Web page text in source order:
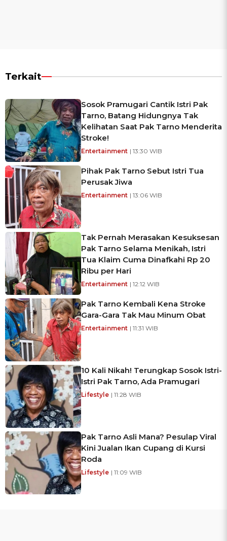
Terkait
Sosok Pramugari Cantik Istri Pak
Tarno, Batang Hidungnya Tak
Kelihatan Saat Pak Tarno Menderita
Stroke!
Entertainment | 13:30 WIB
Pihak Pak Tarno Sebut Istri Tua
Perusak Jiwa
Entertainment | 13:06 WIB
Tak Pernah Merasakan Kesuksesan
Pak Tarno Selama Menikah, Istri
Tua Klaim Cuma Dinafkahi Rp 20
Ribu per Hari
Entertainment | 12:12 WIB
Pak Tarno Kembali Kena Stroke
Gara-Gara Tak Mau Minum Obat
Entertainment | 11:31 WIB
10 Kali Nikah! Terungkap Sosok Istri-
Istri Pak Tarno, Ada Pramugari
Lifestyle | 11:28 WIB
Pak Tarno Asli Mana? Pesulap Viral
Kini Jualan Ikan Cupang di Kursi
Roda
Lifestyle | 11:09 WIB